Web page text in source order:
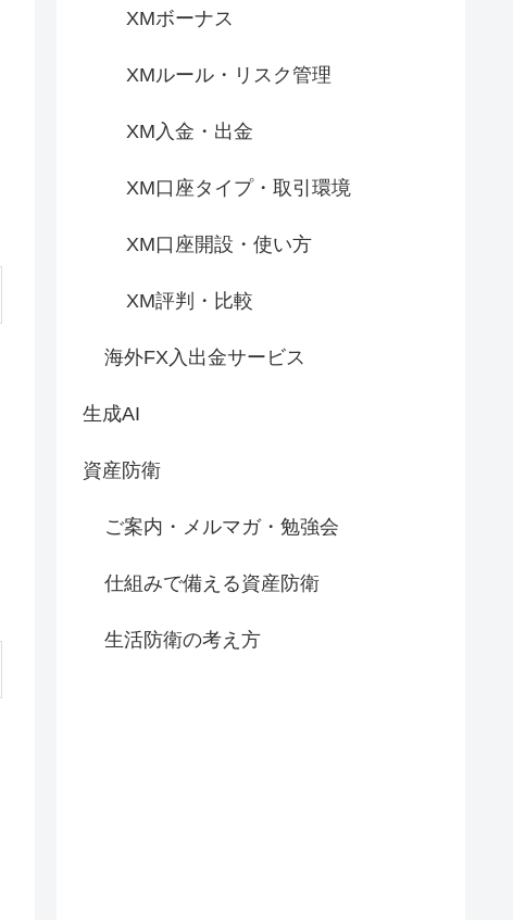
XMボーナス
XMルール・リスク管理
XM入金・出金
XM口座タイプ・取引環境
XM口座開設・使い方
XM評判・比較
海外FX入出金サービス
生成AI
資産防衛
ご案内・メルマガ・勉強会
仕組みで備える資産防衛
生活防衛の考え方